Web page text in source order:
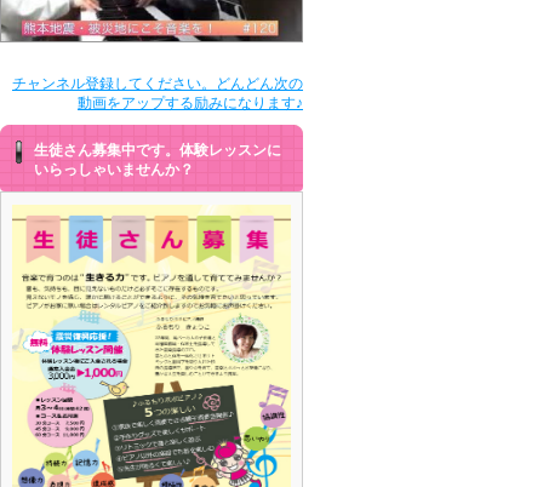
チャンネル登録してください。どんどん次の
動画をアップする励みになります♪
生徒さん募集中です。体験レッスンに
いらっしゃいませんか？